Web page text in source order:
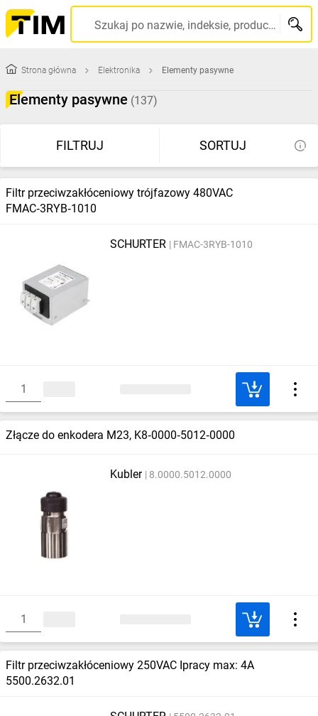
Szukaj po nazwie, indeksie, producencie, kodzie kreskowym...
Strona główna Elektronika Elementy pasywne
Elementy pasywne (137)
FILTRUJ SORTUJ
Filtr przeciwzakłóceniowy trójfazowy 480VAC
FMAC‑3RYB‑1010
SCHURTER FMAC-3RYB-1010
Złącze do enkodera M23, K8‑0000‑5012‑0000
Kubler 8.0000.5012.0000
Filtr przeciwzakłóceniowy 250VAC Ipracy max: 4A
5500.2632.01